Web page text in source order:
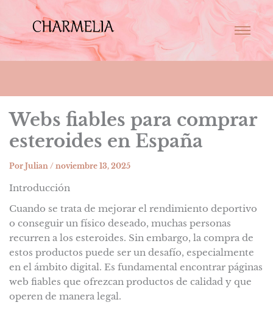
Webs fiables para comprar
esteroides en España
Por Julian / noviembre 13, 2025
Introducción
Cuando se trata de mejorar el rendimiento deportivo
o conseguir un físico deseado, muchas personas
recurren a los esteroides. Sin embargo, la compra de
estos productos puede ser un desafío, especialmente
en el ámbito digital. Es fundamental encontrar páginas
web fiables que ofrezcan productos de calidad y que
operen de manera legal.